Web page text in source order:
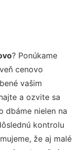
? Ponúkame
cenovo
vašim
a ozvite sa
dbáme nielen na
kontrolu
že aj malé